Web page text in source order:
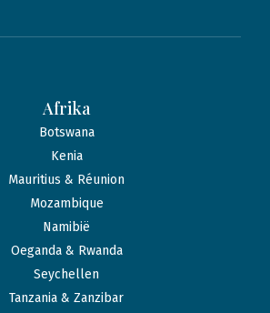
Afrika
Botswana
Kenia
Mauritius & Réunion
Mozambique
Namibië
Oeganda & Rwanda
Seychellen
Tanzania & Zanzibar